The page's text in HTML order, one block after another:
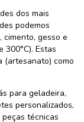
dos mais
podemos
gesso e
Estas
(artesanato) como
para geladeira,
personalizados,
técnicas